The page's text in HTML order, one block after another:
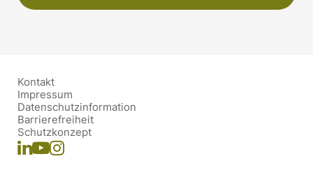
Kontakt
Impressum
Datenschutzinformation
Barrierefreiheit
Schutzkonzept